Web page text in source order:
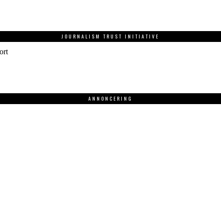
JOURNALISM TRUST INITIATIVE
ANNONCERING